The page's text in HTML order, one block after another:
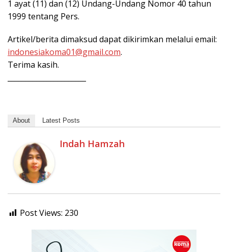
1 ayat (11) dan (12) Undang-Undang Nomor 40 tahun
1999 tentang Pers.
Artikel/berita dimaksud dapat dikirimkan melalui email:
indonesiakoma01@gmail.com.
Terima kasih.
About Latest Posts
Indah Hamzah
Post Views: 230